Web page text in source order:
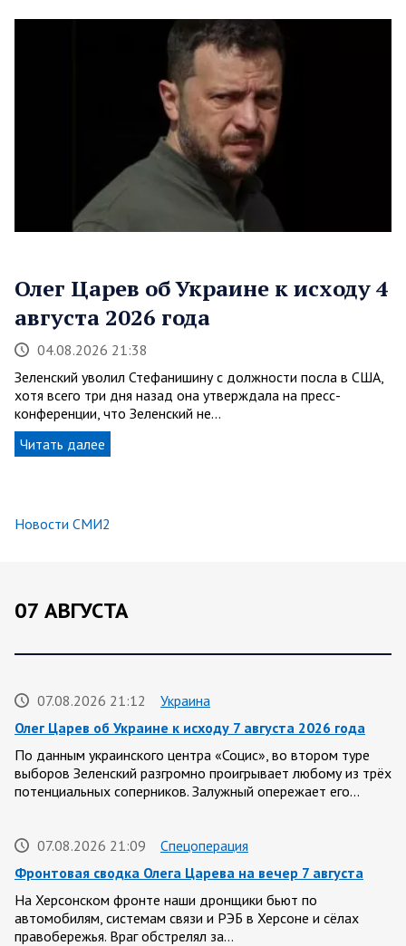
Олег Царев об Украине к исходу 4
августа 2026 года
04.08.2026 21:38
Зеленский уволил Стефанишину с должности посла в США,
хотя всего три дня назад она утверждала на пресс-
конференции, что Зеленский не…
Читать далее
Новости СМИ2
07 АВГУСТА
07.08.2026 21:12
Украина
Олег Царев об Украине к исходу 7 августа 2026 года
По данным украинского центра «Социс», во втором туре
выборов Зеленский разгромно проигрывает любому из трёх
потенциальных соперников. Залужный опережает его…
07.08.2026 21:09
Спецоперация
Фронтовая сводка Олега Царева на вечер 7 августа
На Херсонском фронте наши дронщики бьют по
автомобилям, системам связи и РЭБ в Херсоне и сёлах
правобережья. Враг обстрелял за…